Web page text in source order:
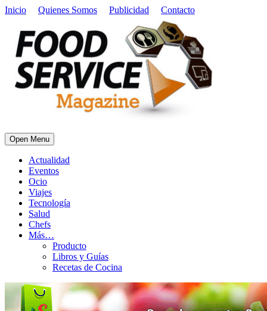
Inicio Quienes Somos Publicidad Contacto
Open Menu
Actualidad
Eventos
Ocio
Viajes
Tecnología
Salud
Chefs
Más…
Producto
Libros y Guías
Recetas de Cocina